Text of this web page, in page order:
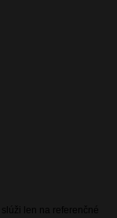
len na referenčné